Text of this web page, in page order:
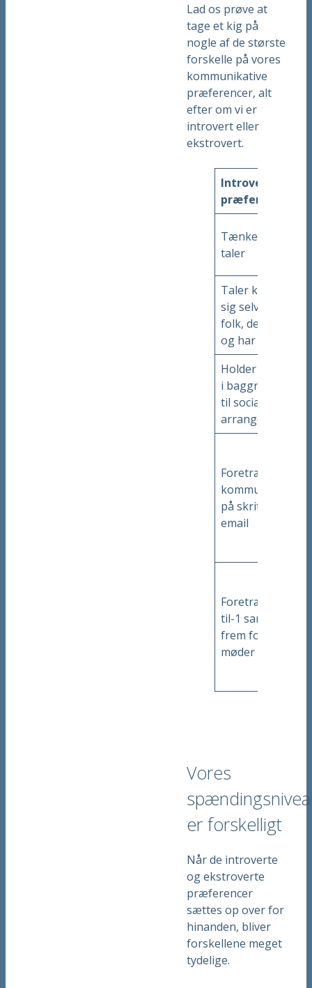
Lad os prøve at
tage et kig på
nogle af de største
forskelle på vores
kommunikative
præferencer, alt
efter om vi er
introvert eller
ekstrovert.
Introverte
præferencer
Tænker, før de
taler
Taler kun om
sig selv med
folk, de kender
og har tillid til
Holder sig ofte
i baggrunden
til sociale
arrangementer
Foretrækker at
kommunikere
på skrift og via
email
Foretrækker 1-
til-1 samtaler
frem for store
møder
Vores
er forskelligt
Når de introverte
og ekstroverte
præferencer
sættes op over for
hinanden, bliver
forskellene meget
tydelige.